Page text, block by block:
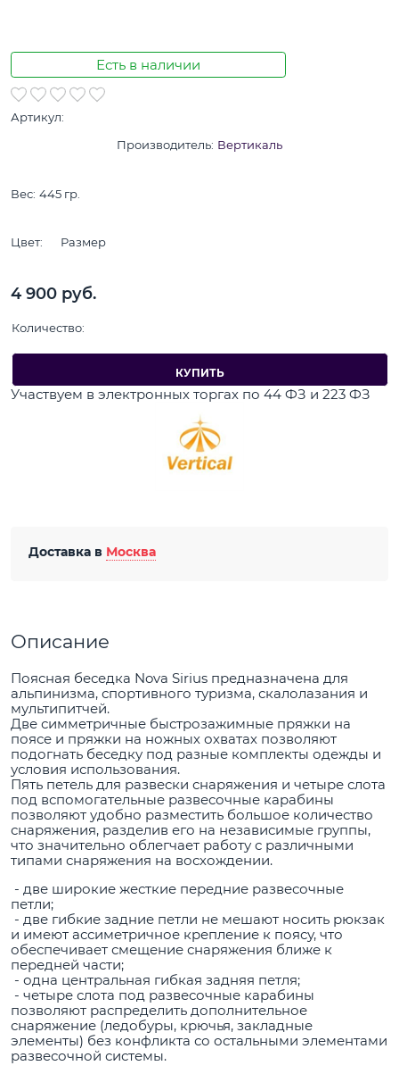
Есть в наличии
Артикул:
Производитель: Вертикаль
Вес: 445 гр.
Цвет: Размер
4 900 руб.
Количество:
КУПИТЬ
Участвуем в электронных торгах по 44 ФЗ и 223 ФЗ
Доставка в Москва
Описание
Поясная беседка Nova Sirius предназначена для
альпинизма, спортивного туризма, скалолазания и
мультипитчей.
Две симметричные быстрозажимные пряжки на
поясе и пряжки на ножных охватах позволяют
подогнать беседку под разные комплекты одежды и
условия использования.
Пять петель для развески снаряжения и четыре слота
под вспомогательные развесочные карабины
позволяют удобно разместить большое количество
снаряжения, разделив его на независимые группы,
что значительно облегчает работу с различными
типами снаряжения на восхождении.
- две широкие жесткие передние развесочные
петли;
- две гибкие задние петли не мешают носить рюкзак
и имеют ассиметричное крепление к поясу, что
обеспечивает смещение снаряжения ближе к
передней части;
- одна центральная гибкая задняя петля;
- четыре слота под развесочные карабины
позволяют распределить дополнительное
снаряжение (ледобуры, крючья, закладные
элементы) без конфликта со остальными элементами
развесочной системы.